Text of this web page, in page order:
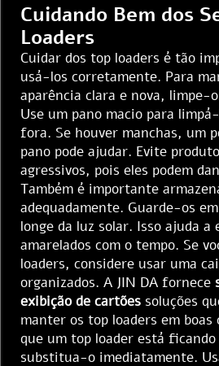
Cuidando Bem dos
Loaders
Cuidar dos top loaders é tão
usá-los corretamente. Para
aparência clara e nova, limpe-
Use um pano macio para
fora. Se houver manchas, um
pano pode ajudar. Evite
agressivos, pois eles podem
Também é importante
adequadamente. Guarde-os
longe da luz solar. Isso ajuda
amarelados com o tempo. Se
loaders, considere usar uma
organizados. A JIN DA fornece
exibição de cartões soluções
manter os top loaders em boas
que um top loader está
substitua-o imediatamente.